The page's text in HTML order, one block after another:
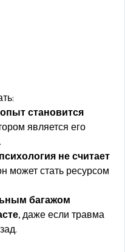
становится
является его
не считает
может стать ресурсом
багажом
, даже если травма